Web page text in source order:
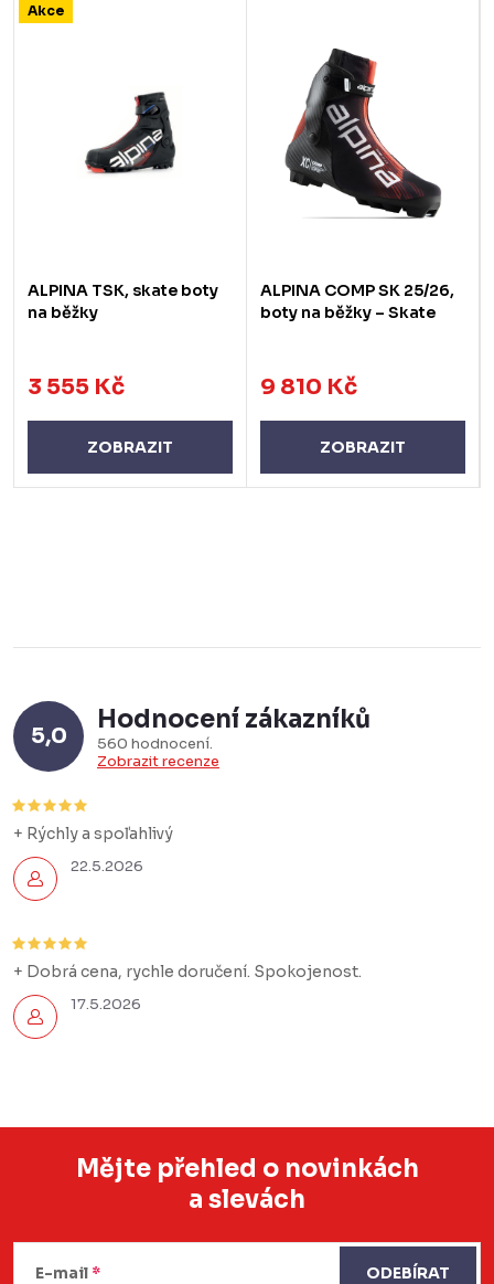
Akce
ALPINA TSK, skate boty
na běžky
3 555 Kč
ZOBRAZIT
ALPINA COMP SK 25/26,
boty na běžky – Skate
9 810 Kč
ZOBRAZIT
5,0
Hodnocení zákazníků
560 hodnocení
Zobrazit recenze
22.5.2026
+ Rýchly a spoľahlivý
17.5.2026
+ Dobrá cena, rychle doručení. Spokojenost.
á
Mějte přehled o novinkách
a slevách
E-mail ODEBÍRAT